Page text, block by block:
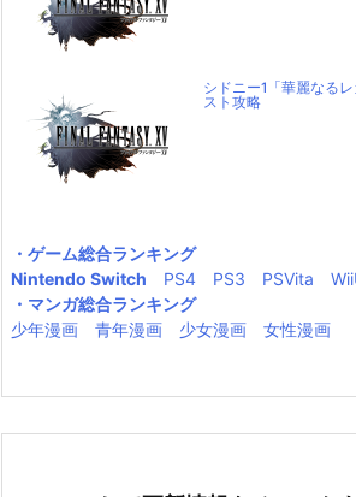
シドニー1「華麗なる
スト攻略
・ゲーム総合ランキング
Nintendo Switch
PS4 PS3 PSVita
・マンガ総合ランキング
少年漫画
青年漫画 少女漫画 女性漫画